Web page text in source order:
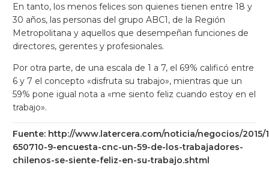
En tanto, los menos felices son quienes tienen entre 18 y
30 años, las personas del grupo ABC1, de la Región
Metropolitana y aquellos que desempeñan funciones de
directores, gerentes y profesionales.
Por otra parte, de una escala de 1 a 7, el 69% calificó entre
6 y 7 el concepto «disfruta su trabajo», mientras que un
59% pone igual nota a «me siento feliz cuando estoy en el
trabajo».
Fuente: http://www.latercera.com/noticia/negocios/2015/
650710-9-encuesta-cnc-un-59-de-los-trabajadores-
chilenos-se-siente-feliz-en-su-trabajo.shtml